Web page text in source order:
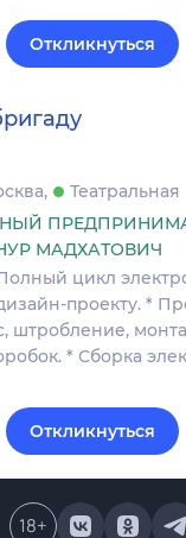
Откликнуться
Театральная
МАДХАТОВИЧ
цикл
проекту. *
штробление,
* Сборка
Откликнуться
18+